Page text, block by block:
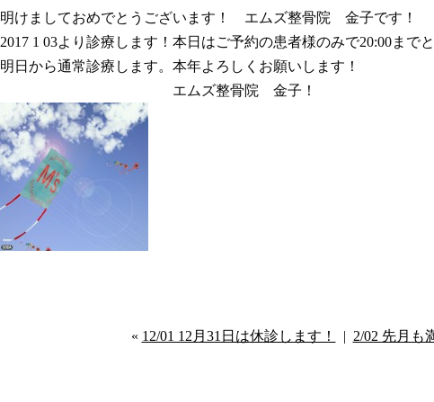
明けましておめでとうございます！ エムズ整骨院 金子です！
2017 1 03より診療します！本日はご予約の患者様のみで20:00まで
明日から通常診療します。本年よろしくお願いします！
エムズ整骨院 金子！
« 12/01 12月31日は休診します！ | 2/02 先月も